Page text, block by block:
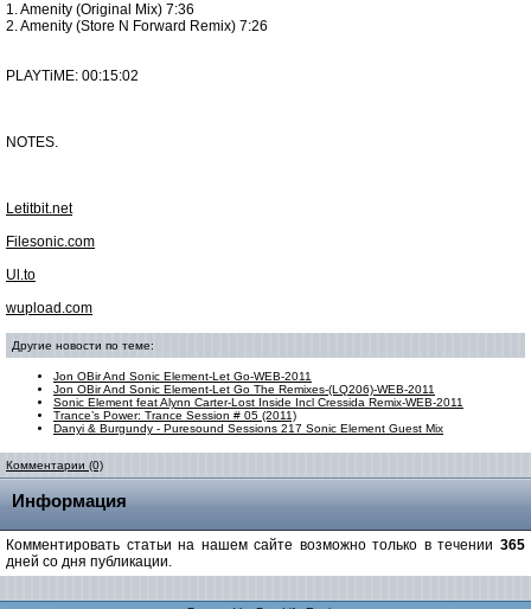
1. Amenity (Original Mix) 7:36
2. Amenity (Store N Forward Remix) 7:26
PLAYTiME: 00:15:02
NOTES.
Letitbit.net
Filesonic.com
Ul.to
wupload.com
Другие новости по теме:
Jon OBir And Sonic Element-Let Go-WEB-2011
Jon OBir And Sonic Element-Let Go The Remixes-(LQ206)-WEB-2011
Sonic Element feat Alynn Carter-Lost Inside Incl Cressida Remix-WEB-2011
Trance’s Power: Trance Session # 05 (2011)
Danyi & Burgundy - Puresound Sessions 217 Sonic Element Guest Mix
Комментарии (0)
Информация
Комментировать статьи на нашем сайте возможно только в течении 365
дней со дня публикации.